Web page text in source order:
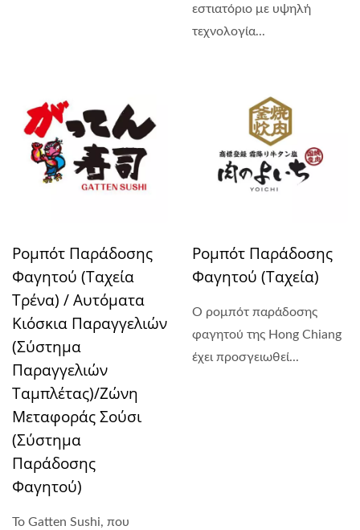
εστιατόριο με υψηλή
τεχνολογία...
Ρομπότ Παράδοσης
Φαγητού (Ταχεία
Τρένα) / Αυτόματα
Κιόσκια Παραγγελιών
(Σύστημα
Παραγγελιών
Ταμπλέτας)/Ζώνη
Μεταφοράς Σούσι
(Σύστημα
Παράδοσης
Φαγητού)
Το Gatten Sushi, που
Ρομπότ Παράδοσης
Φαγητού (Ταχεία)
Ο ρομπότ παράδοσης
φαγητού της Hong Chiang
έχει προσγειωθεί...